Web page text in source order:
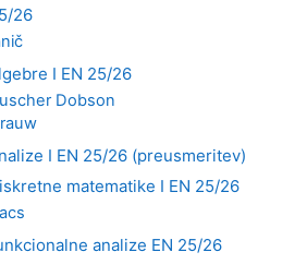
26
I EN 25/26
Dobson
I EN 25/26 (preusmeritev)
matematike I EN 25/26
analize EN 25/26